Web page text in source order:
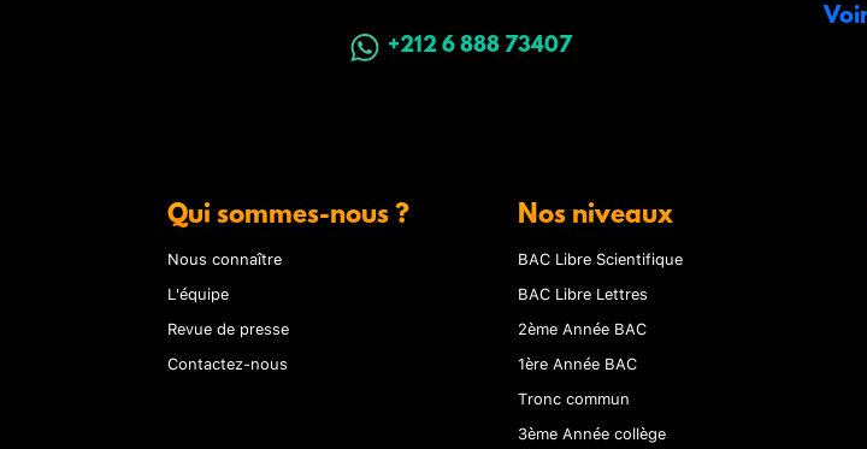
+212 6 888 73407
Qui sommes-nous ?
Nous connaître
L'équipe
Revue de presse
Contactez-nous
Nos niveaux
BAC Libre Scientifique
BAC Libre Lettres
2ème Année BAC
1ère Année BAC
Tronc commun
3ème Année collège